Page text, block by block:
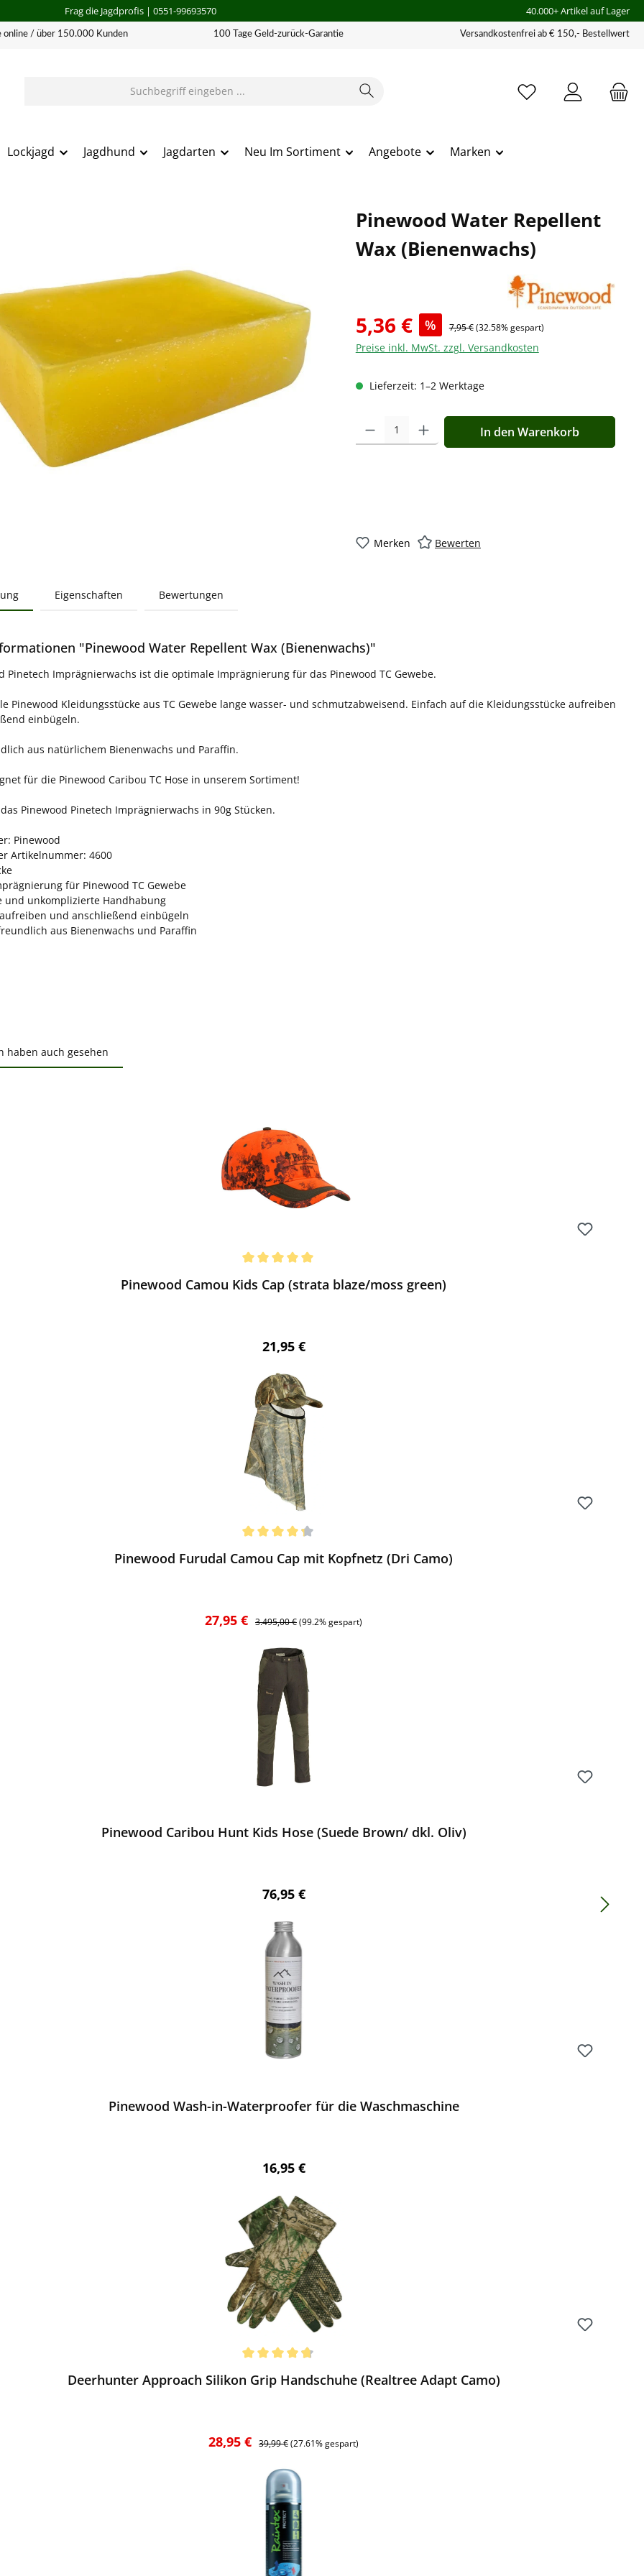
Frag die Jagdprofis| 0551-99693570 40.000+ Artikel auf Lager
online / über 150.000 Kunden 100 Tage Geld-zurück-Garantie Versandkostenfrei ab € 150,- Bestellwert
Lockjagd Jagdhund Jagdarten Neu Im Sortiment Angebote Marken
Pinewood Water Repellent
Wax (Bienenwachs)
5,36 € % 7,95 €(32.58% gespart)
Preise inkl. MwSt. zzgl. Versandkosten
Lieferzeit: 1–2 Werktage
Produkt Anzahl: Gib den gewünschten Wert ein oder
In den Warenkorb
Merken Bewerten
Eigenschaften Bewertungen
"Pinewood Water Repellent Wax (Bienenwachs)"
Pinetech Imprägnierwachs ist die optimale Imprägnierung für das Pinewood TC Gewebe.
Pinewood Kleidungsstücke aus TC Gewebe lange wasser- und schmutzabweisend. Einfach auf die Kleidungsstücke aufreiben
einbügeln.
aus natürlichem Bienenwachs und Paraffin.
für die Pinewood Caribou TC Hose in unserem Sortiment!
Pinewood Pinetech Imprägnierwachs in 90g Stücken.
Pinewood
Artikelnummer: 4600
für Pinewood TC Gewebe
und unkomplizierte Handhabung
und anschließend einbügeln
aus Bienenwachs und Paraffin
haben auch gesehen
Pinewood Camou Kids Cap (strata blaze/moss green)
Regulärer Preis:
21,95 €
Pinewood Furudal Camou Cap mit Kopfnetz (Dri Camo)
Verkaufspreis:
27,95 € Regulärer Preis:
3.495,00 €(99.2% gespart)
Pinewood Caribou Hunt Kids Hose (Suede Brown/ dkl. Oliv)
Regulärer Preis:
76,95 €
Pinewood Wash-in-Waterproofer für die Waschmaschine
Regulärer Preis:
16,95 €
Deerhunter Approach Silikon Grip Handschuhe (Realtree Adapt Camo)
Verkaufspreis:
28,95 € Regulärer Preis:
39,99 €(27.61% gespart)